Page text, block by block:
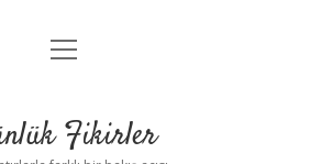
Anasayfa
Yasal Uyarı
menüyü
Fikirler